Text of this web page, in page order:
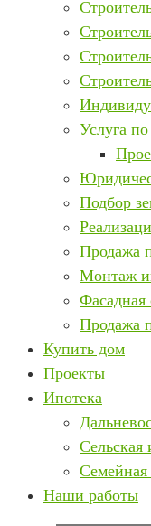
Услуга по
Подбор
Продажа
Монтаж
Фасадная
Продажа
Купить дом
Проекты
Ипотека
Сельская
Семейная
Наши работы